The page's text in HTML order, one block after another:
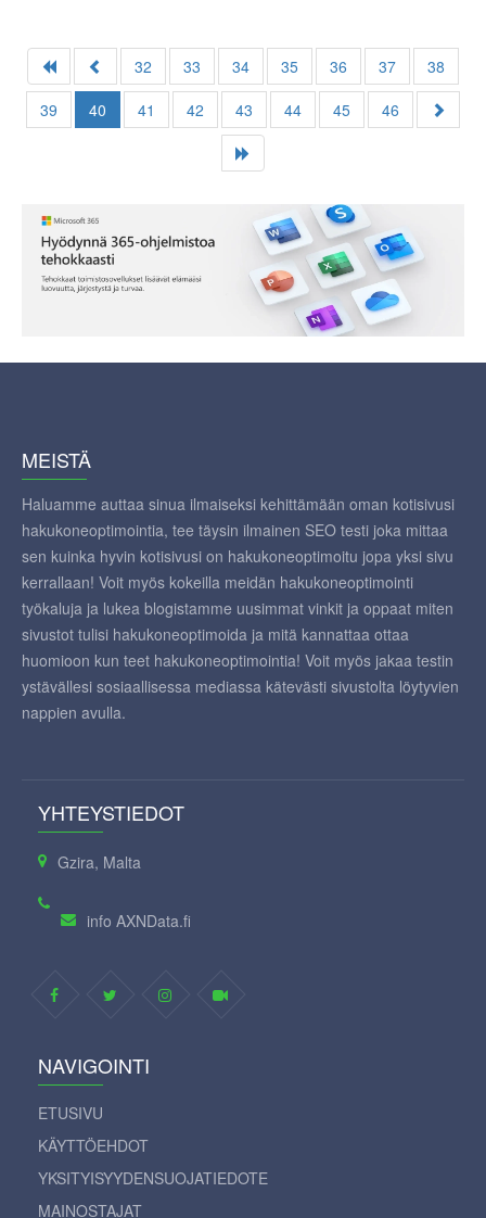
32 33 34 35 36 37
38
39
40 41 42 43 44 45 46
MEISTÄ
Haluamme auttaa sinua ilmaiseksi kehittämään oman kotisivusi
hakukoneoptimointia, tee täysin ilmainen SEO testi joka mittaa
sen kuinka hyvin kotisivusi on hakukoneoptimoitu jopa yksi sivu
kerrallaan! Voit myös kokeilla meidän hakukoneoptimointi
työkaluja ja lukea blogistamme uusimmat vinkit ja oppaat miten
sivustot tulisi hakukoneoptimoida ja mitä kannattaa ottaa
huomioon kun teet hakukoneoptimointia! Voit myös jakaa testin
ystävällesi sosiaallisessa mediassa kätevästi sivustolta löytyvien
nappien avulla.
YHTEYSTIEDOT
Gzira, Malta
info AXNData.fi
NAVIGOINTI
ETUSIVU
KÄYTTÖEHDOT
YKSITYISYYDENSUOJATIEDOTE
MAINOSTAJAT